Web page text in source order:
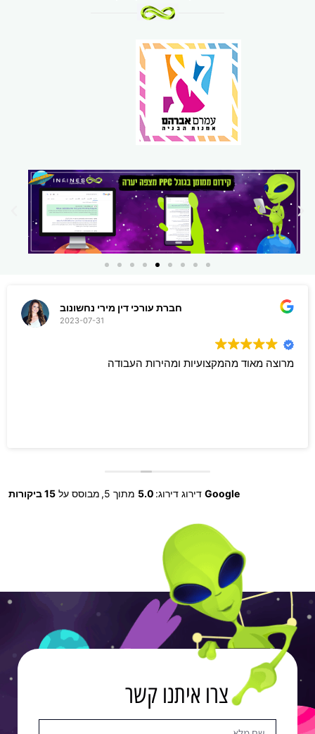
חברת עורכי דין מירי נחשונוב
2023-07-31
מרוצה מאוד מהמקצועיות ומהירות העבודה
Google דירוג דירוג: 5.0 מתוך 5, מבוסס על 15 ביקורות
צרו איתנו קשר